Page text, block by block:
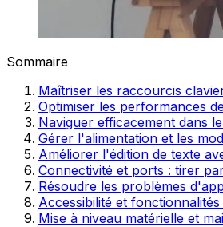
Sommaire
Maîtriser les raccourcis
Optimiser les performances
Naviguer efficacement dans
Gérer l'alimentation et les
Améliorer l'édition de texte
Connectivité et ports : tirer
Résoudre les problèmes
Accessibilité et
Mise à niveau matérielle et